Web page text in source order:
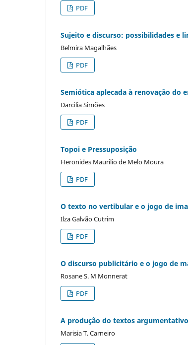
PDF
Sujeito e discurso: possibilidades e
Belmira Magalhães
PDF
Semiótica aplecada à renovação do
Darcilia Simões
PDF
Topoi e Pressuposição
Heronides Maurilio de Melo Moura
PDF
O texto no vertibular e o jogo de
Ilza Galvão Cutrim
PDF
O discurso publicitário e o jogo de
Rosane S. M Monnerat
PDF
A produção do textos
Marisia T. Carneiro